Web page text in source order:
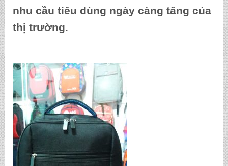
nhu cầu tiêu dùng ngày càng tăng của
thị trường.